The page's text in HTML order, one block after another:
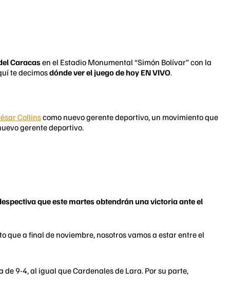
Caracasen el Estadio Monumental “Simón Bolívar” con la
te decimosdónde ver el juego de hoy EN VIVO.
Collinscomo nuevo gerente deportivo, un movimiento que
gerente deportivo.
que este martes obtendrán una victoria ante el
que a final de noviembre, nosotros vamos a estar entre el
9-4, al igual que Cardenales de Lara. Por su parte,